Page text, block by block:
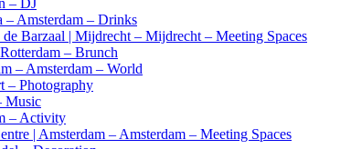
– DJ
Amsterdam – Drinks
Barzaal | Mijdrecht – Mijdrecht – Meeting Spaces
– Brunch
– Amsterdam – World
– Photography
Music
– Activity
| Amsterdam – Amsterdam – Meeting Spaces